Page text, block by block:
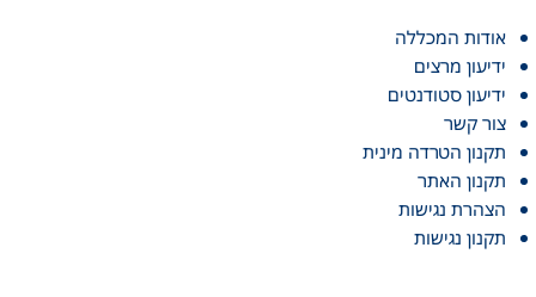
אודות המכללה
ידיעון מרצים
ידיעון סטודנטים
צור קשר
תקנון הטרדה מינית
תקנון האתר
הצהרת נגישות
תקנון נגישות